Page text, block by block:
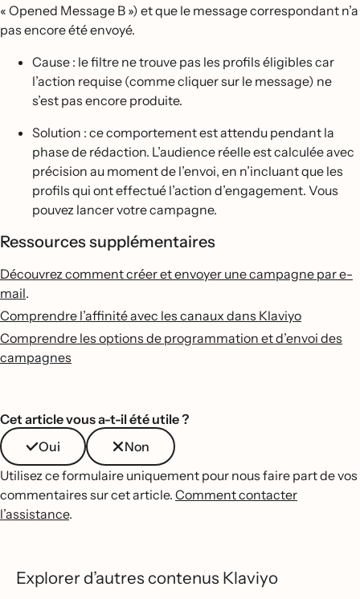
« Opened Message B ») et que le message correspondant n’a
pas encore été envoyé.
Cause : le filtre ne trouve pas les profils éligibles car
l’action requise (comme cliquer sur le message) ne
s’est pas encore produite.
Solution : ce comportement est attendu pendant la
phase de rédaction. L’audience réelle est calculée avec
précision au moment de l’envoi, en n’incluant que les
profils qui ont effectué l’action d’engagement. Vous
pouvez lancer votre campagne.
Ressources supplémentaires
Découvrez comment créer et envoyer une campagne par e-
mail.
Comprendre l’affinité avec les canaux dans Klaviyo
Comprendre les options de programmation et d’envoi des
campagnes
Cet article vous a-t-il été utile ?
Oui
Non
Utilisez ce formulaire uniquement pour nous faire part de vos
commentaires sur cet article. Comment contacter
l’assistance.
Explorer d’autres contenus Klaviyo